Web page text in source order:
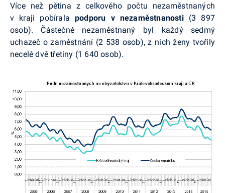
Více než pětina z celkového počtu nezaměstnaných
v kraji pobíralapodporu v nezaměstnanosti(3 897
osob). Částečně nezaměstnaný byl každý sedmý
uchazeč o zaměstnání (2 538 osob), z nich ženy tvořily
necelé dvě třetiny (1 640 osob).